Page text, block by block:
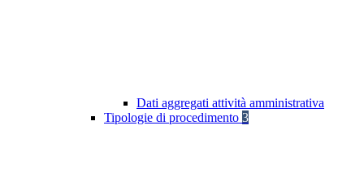
Dati aggregati attività amministrativa
Tipologie di procedimento 3